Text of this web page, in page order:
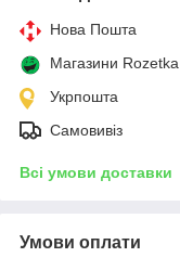
Нова Пошта
Магазини Rozetka
Укрпошта
Самовивіз
Всі умови доставки
Умови оплати